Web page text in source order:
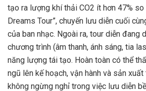
tạo ra lượng khí thải CO2 ít hơn 47% so
Dreams Tour”, chuyến lưu diễn cuối
của ban nhạc. Ngoài ra, tour diễn đang
chương trình (âm thanh, ánh sáng, tia
năng lượng tái tạo. Hoàn toàn có thể
ngũ lên kế hoạch, vận hành và sản
không ngừng nghỉ trong việc lưu diễn